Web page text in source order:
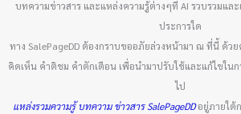
บทความข่าวสาร และแหล่งความรู้ต่างๆที่ AI รวบรวมแล
ประการใด
ทาง SalePageDD ต้องกราบขออภัยล่วงหน้ามา ณ ที่นี้ ด้ว
คิดเห็น คำติชม คำตักเตือน เพื่อนำมาปรับใช้และแก้ไขใน
ไป
แหล่งรวมความรู้ บทความ ข่าวสาร SalePageDDอยู่ภายใต้